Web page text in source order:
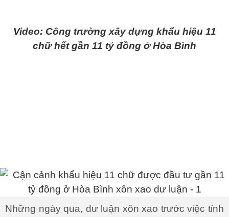
Video: Công trường xây dựng khẩu hiệu 11
chữ hết gần 11 tỷ đồng ở Hòa Bình
Những ngày qua, dư luận xôn xao trước việc tỉnh